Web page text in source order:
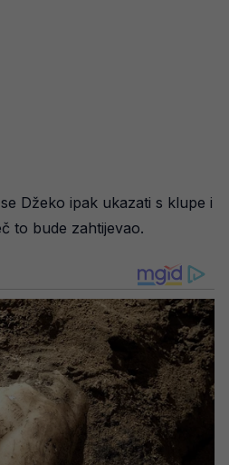
Džeko ipak ukazati s klupe i
to bude zahtijevao.